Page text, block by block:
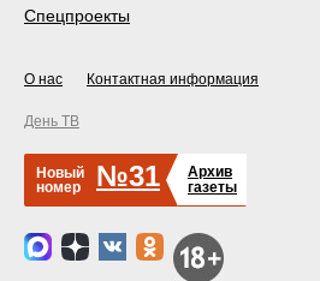
Спецпроекты
О нас Контактная информация
День ТВ
Новый
номер
№31
Архив
газеты